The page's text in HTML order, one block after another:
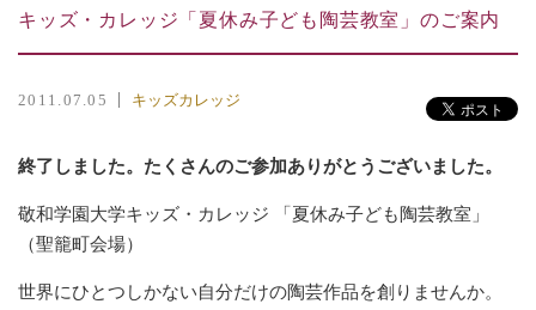
キッズ・カレッジ「夏休み子ども陶芸教室」のご案内
2011.07.05 キッズカレッジ
終了しました。たくさんのご参加ありがとうございました。
敬和学園大学キッズ・カレッジ 「夏休み子ども陶芸教室」
（聖籠町会場）
世界にひとつしかない自分だけの陶芸作品を創りませんか。